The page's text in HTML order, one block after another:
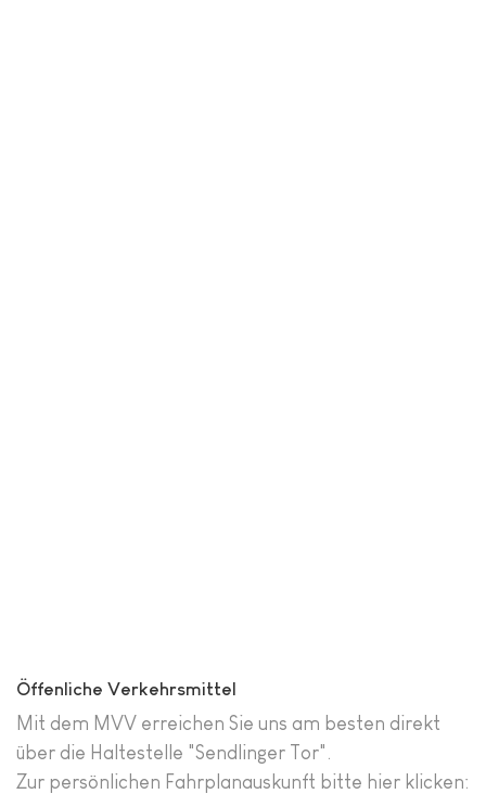
Öffenliche Verkehrsmittel
Mit dem MVV erreichen Sie uns am besten direkt
über die Haltestelle "Sendlinger Tor".
Zur persönlichen Fahrplanauskunft bitte hier klicken: